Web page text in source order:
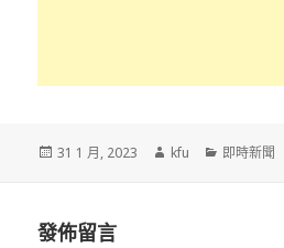
發
31 1 月, 2023
作
kfu
分
即時新聞
發佈留言